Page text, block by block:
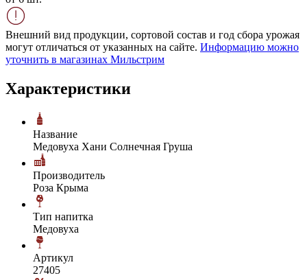
Внешний вид продукции, сортовой состав и год сбора урожая
могут отличаться от указанных на сайте. Информацию можно
уточнить в магазинах Мильстрим
Характеристики
Название
Медовуха Хани Солнечная Груша
Производитель
Роза Крыма
Тип напитка
Медовуха
Артикул
27405